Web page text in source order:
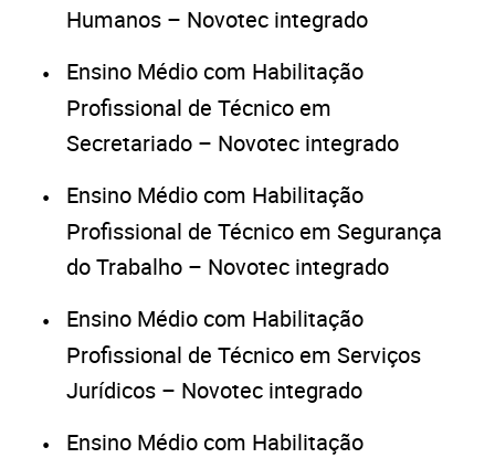
Humanos – Novotec integrado
Ensino Médio com Habilitação
Profissional de Técnico em
Secretariado – Novotec integrado
Ensino Médio com Habilitação
Profissional de Técnico em Segurança
do Trabalho – Novotec integrado
Ensino Médio com Habilitação
Profissional de Técnico em Serviços
Jurídicos – Novotec integrado
Ensino Médio com Habilitação